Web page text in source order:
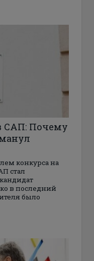
САП: Почему
конкурса на
стал
в последний
было